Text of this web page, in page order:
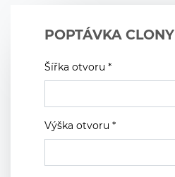
POPTÁVKA CLONY
Šířka otvoru *
Výška otvoru *